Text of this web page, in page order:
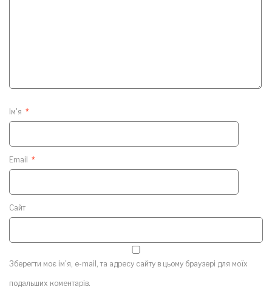
Ім'я *
Email *
Сайт
Зберегти моє ім'я, e-mail, та адресу сайту в цьому браузері для моїх
подальших коментарів.